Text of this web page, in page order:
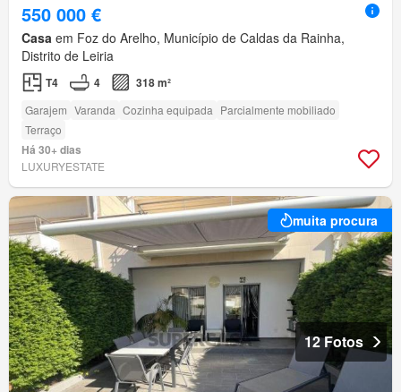
550 000 €
Casa em Foz do Arelho, Município de Caldas da Rainha,
Distrito de Leiria
T4 4 318 m²
Garajem Varanda Cozinha equipada Parcialmente mobiliado
Terraço
Há 30+ dias
LUXURYESTATE
muita procura
12 Fotos